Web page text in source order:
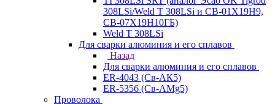
308LSi/Weld T 308LSi и СВ-01Х19Н9,
СВ-07Х19Н10ГБ)
Weld T 308LSi
Для сварки алюминия и его сплавов
Назад
Для сварки алюминия и его сплавов
ER-4043 (Св-АК5)
ER-5356 (Св-АМg5)
Проволока